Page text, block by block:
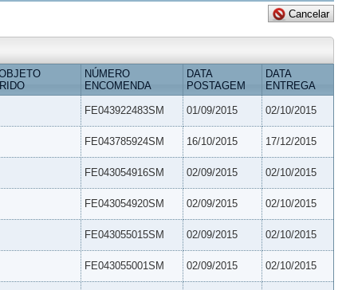
NÚMERO
ENCOMENDA
DATA
POSTAGEM
DATA
ENTREGA
FE043922483SM 01/09/2015 02/10/2015
FE043785924SM 16/10/2015 17/12/2015
FE043054916SM 02/09/2015 02/10/2015
FE043054920SM 02/09/2015 02/10/2015
FE043055015SM 02/09/2015 02/10/2015
FE043055001SM 02/09/2015 02/10/2015